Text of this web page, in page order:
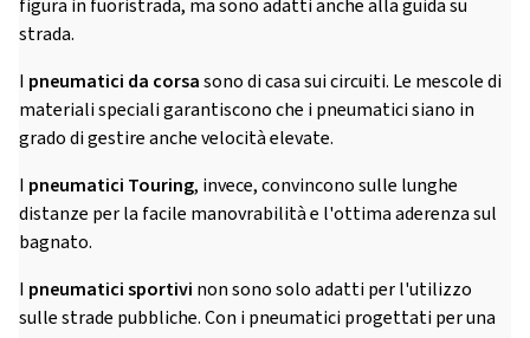
figura in fuoristrada, ma sono adatti anche alla guida su
strada.
I pneumatici da corsasono di casa sui circuiti. Le mescole di
materiali speciali garantiscono che i pneumatici siano in
grado di gestire anche velocità elevate.
I pneumatici Touring, invece, convincono sulle lunghe
distanze per la facile manovrabilità e l'ottima aderenza sul
bagnato.
I pneumatici sportivi non sono solo adatti per l'utilizzo
sulle strade pubbliche. Con i pneumatici progettati per una